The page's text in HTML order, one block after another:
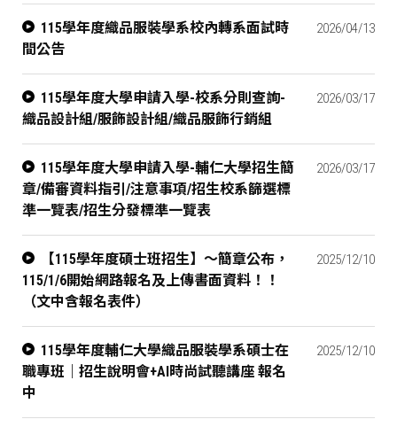
115學年度織品服裝學系校內轉系面試時
間公告
2026/04/13
115學年度大學申請入學-校系分則查詢-
織品設計組/服飾設計組/織品服飾行銷組
2026/03/17
115學年度大學申請入學-輔仁大學招生簡
章/備審資料指引/注意事項/招生校系篩選標
準一覽表/招生分發標準一覽表
2026/03/17
【115學年度碩士班招生】～簡章公布，
115/1/6開始網路報名及上傳書面資料！！
（文中含報名表件）
2025/12/10
115學年度輔仁大學織品服裝學系碩士在
職專班｜招生說明會+AI時尚試聽講座 報名
中
2025/12/10